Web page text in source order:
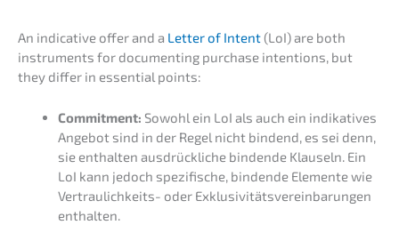
An indica­ti­ve offer and a Letter of Intent (LoI) are both
instru­ments for documen­ting purcha­se inten­ti­ons, but
they differ in essen­ti­al points:
Commit­ment: Sowohl ein LoI als auch ein indika­ti­ves
Angebot sind in der Regel nicht bindend, es sei denn,
sie enthal­ten ausdrück­li­che binden­de Klauseln. Ein
LoI kann jedoch spezi­fi­sche, binden­de Elemen­te wie
Vertrau­lich­keits- oder Exklu­si­vi­täts­ver­ein­ba­run­gen
enthalten.